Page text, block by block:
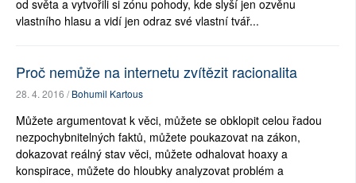
od světa a vytvořili si zónu pohody, kde slyší jen ozvěnu
vlastního hlasu a vidí jen odraz své vlastní tvář...
Proč nemůže na internetu zvítězit racionalita
28. 4. 2016 /Bohumil Kartous
Můžete argumentovat k věci, můžete se obklopit celou řadou
nezpochybnitelných faktů, můžete poukazovat na zákon,
dokazovat reálný stav věci, můžete odhalovat hoaxy a
konspirace, můžete do hloubky analyzovat problém a